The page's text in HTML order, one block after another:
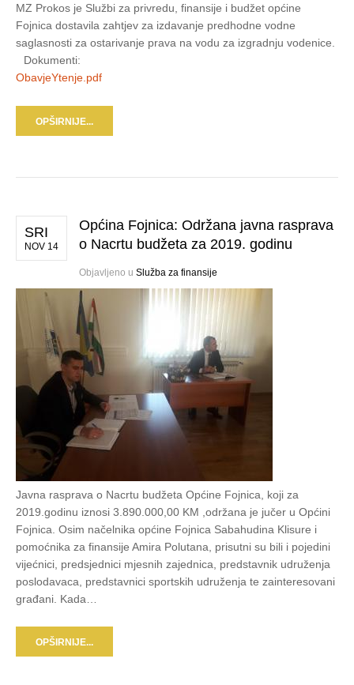
MZ Prokos je Službi za privredu, finansije i budžet općine
Fojnica dostavila zahtjev za izdavanje predhodne vodne
saglasnosti za ostarivanje prava na vodu za izgradnju vodenice.
Dokumenti:
ObavjeYtenje.pdf
OPŠIRNIJE...
SRI
NOV 14
Općina Fojnica: Održana javna rasprava
o Nacrtu budžeta za 2019. godinu
Objavljeno u Služba za finansije
Javna rasprava o Nacrtu budžeta Općine Fojnica, koji za
2019.godinu iznosi 3.890.000,00 KM ,održana je jučer u Općini
Fojnica. Osim načelnika općine Fojnica Sabahudina Klisure i
pomoćnika za finansije Amira Polutana, prisutni su bili i pojedini
vijećnici, predsjednici mjesnih zajednica, predstavnik udruženja
poslodavaca, predstavnici sportskih udruženja te zainteresovani
građani. Kada…
OPŠIRNIJE...